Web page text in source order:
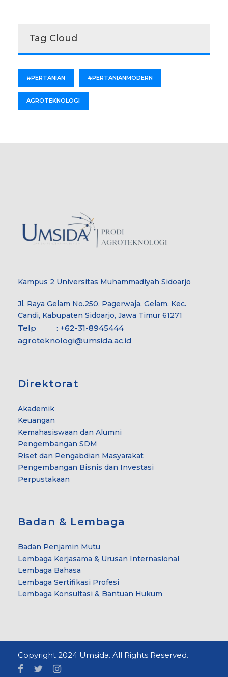
Tag Cloud
#PERTANIAN #PERTANIANMODERN
AGROTEKNOLOGI
Kampus 2 Universitas Muhammadiyah Sidoarjo
Jl. Raya Gelam No.250, Pagerwaja, Gelam, Kec.
Candi, Kabupaten Sidoarjo, Jawa Timur 61271
Telp : +62-31-8945444
agroteknologi@umsida.ac.id
Direktorat
Akademik
Keuangan
Kemahasiswaan dan Alumni
Pengembangan SDM
Riset dan Pengabdian Masyarakat
Pengembangan Bisnis dan Investasi
Perpustakaan
Badan & Lembaga
Badan Penjamin Mutu
Lembaga Kerjasama & Urusan Internasional
Lembaga Bahasa
Lembaga Sertifikasi Profesi
Lembaga Konsultasi & Bantuan Hukum
Copyright 2024 Umsida. All Rights Reserved.